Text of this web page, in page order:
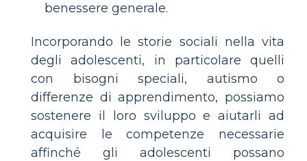
benessere generale.
Incorporando le storie sociali nella vita
degli adolescenti, in particolare quelli
con bisogni speciali, autismo o
differenze di apprendimento, possiamo
sostenere il loro sviluppo e aiutarli ad
acquisire le competenze necessarie
affinché gli adolescenti possano